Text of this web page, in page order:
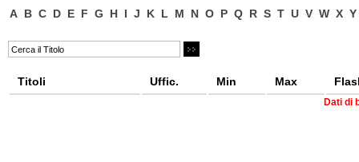
A B C D E F G H I J K L M N O P Q R S T U V W X Y
Titoli Uffic. Min Max
Dati di